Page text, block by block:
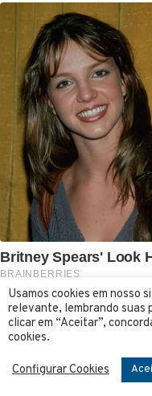
Usamos cookies em nosso
relevante, lembrando suas
clicar em “Aceitar”,
cookies.
Configurar Cookies